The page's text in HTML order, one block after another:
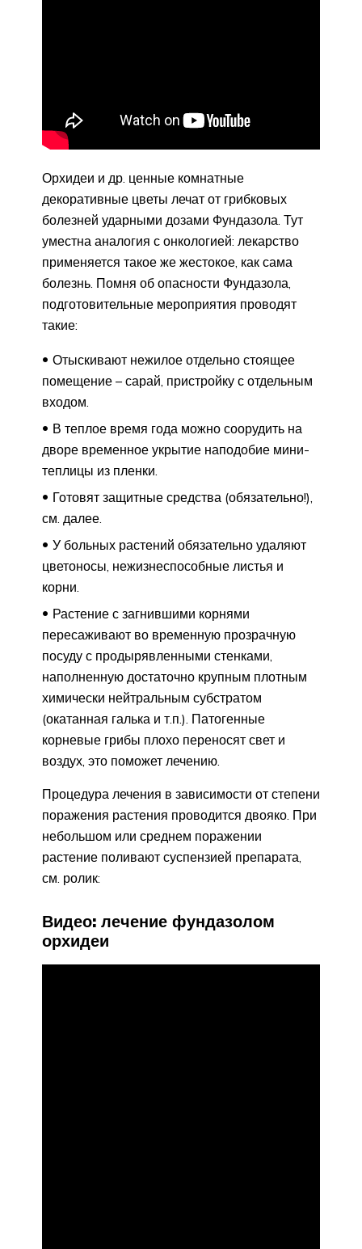
Орхидеи и др. ценные комнатные
декоративные цветы лечат от грибковых
болезней ударными дозами Фундазола. Тут
уместна аналогия с онкологией: лекарство
применяется такое же жестокое, как сама
болезнь. Помня об опасности Фундазола,
подготовительные мероприятия проводят
такие:
Отыскивают нежилое отдельно стоящее
помещение – сарай, пристройку с отдельным
входом.
В теплое время года можно соорудить на
дворе временное укрытие наподобие мини-
теплицы из пленки.
Готовят защитные средства (обязательно!),
см. далее.
У больных растений обязательно удаляют
цветоносы, нежизнеспособные листья и
корни.
Растение с загнившими корнями
пересаживают во временную прозрачную
посуду с продырявленными стенками,
наполненную достаточно крупным плотным
химически нейтральным субстратом
(окатанная галька и т.п.). Патогенные
корневые грибы плохо переносят свет и
воздух, это поможет лечению.
Процедура лечения в зависимости от степени
поражения растения проводится двояко. При
небольшом или среднем поражении
растение поливают суспензией препарата,
см. ролик:
Видео: лечение фундазолом
орхидеи